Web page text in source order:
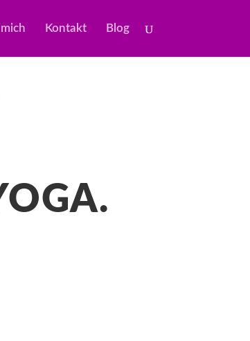
Kontakt Blog